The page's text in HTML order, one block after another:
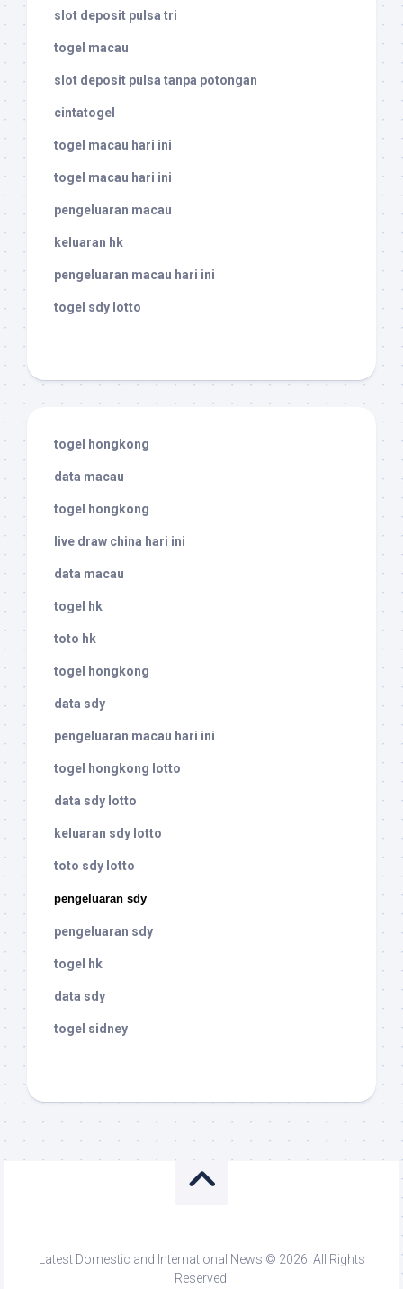
slot deposit pulsa tri
togel macau
slot deposit pulsa tanpa potongan
cintatogel
togel macau hari ini
togel macau hari ini
pengeluaran macau
keluaran hk
pengeluaran macau hari ini
togel sdy lotto
togel hongkong
data macau
togel hongkong
live draw china hari ini
data macau
togel hk
toto hk
togel hongkong
data sdy
pengeluaran macau hari ini
togel hongkong lotto
data sdy lotto
keluaran sdy lotto
toto sdy lotto
pengeluaran sdy
pengeluaran sdy
togel hk
data sdy
togel sidney
Latest Domestic and International News © 2026. All Rights
Reserved.